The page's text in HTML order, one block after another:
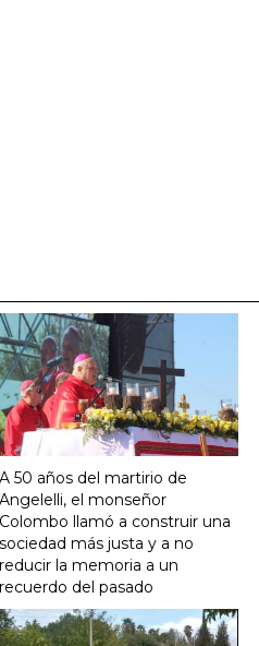
A 50 años del martirio de
Angelelli, el monseñor
Colombo llamó a construir una
sociedad más justa y a no
reducir la memoria a un
recuerdo del pasado